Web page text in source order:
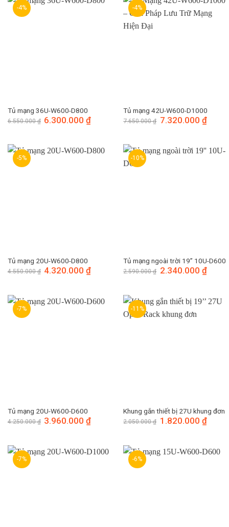
-4%
Tủ mạng 36U-W600-D800
6.550.000₫ Giá
gốc
6.300.000₫
6.300.000 ₫.
-4%
Tủ mạng 42U-W600-D1000
7.650.000₫ Giá
gốc
7.320.000 ₫Giá
-5%
Tủ mạng 20U-W600-D800
4.550.000₫ Giá
gốc
4.320.000₫
4.320.000 ₫.
-10%
Tủ mạng ngoài trời 19” 10U-D600
2.590.000₫ Giá
gốc
2.340.000 ₫Giá
-7%
Tủ mạng 20U-W600-D600
4.250.000₫ Giá
gốc
3.960.000₫
3.960.000 ₫.
-11%
Khung gắn thiết bị 27U khung đơn
2.050.000₫ Giá
gốc
1.820.000 ₫Giá
-7% -6%